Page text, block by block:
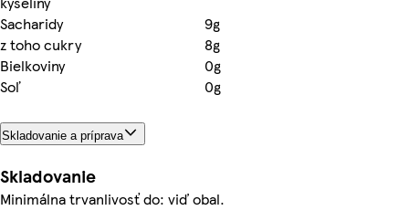
Sacharidy
9g
z toho cukry
8g
Bielkoviny
0g
Soľ
0g
Skladovanie a príprava
Skladovanie
Minimálna trvanlivosť do: viď obal.